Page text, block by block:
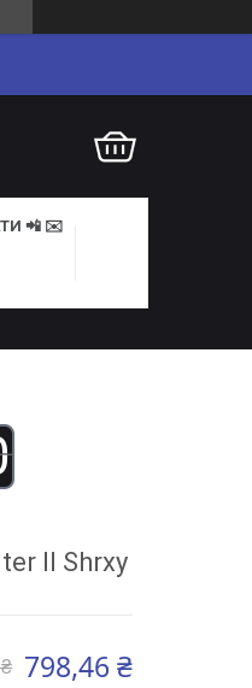
📲 ✉️
II Shrxy
798,46 ₴